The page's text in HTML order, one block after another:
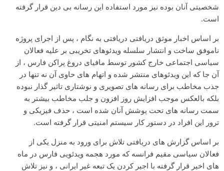
شخصیتی آنان بوده نیز مورد استفاده این رسانه بی دین قرار گرفته
است.
بر اساس اخبار موثق دریافتی دریافتی به نگام ، پس از اجرای پروژه
ناموفق ساخت و انتشار سلسله ویدئوهای تخریبی بر علیه فعالان
سیاسی اجتماعی خارج کشور توسط مافیای دروغ پراکن فارس ، از
آن جا که این ویدئوهای منتشر شده و اتهام های حاوی آن نه تنها در
جذب مخاطب برای رسانه های تصویری و نوشتاری تاثیر گذار نبوده
بلکه بالعکس موجب افزایش روز افزون و جلب مخاطب بیشتر به
سمت رسانه های تحت پوشش آنان شده است ، حذف فیزیکی و
ترور این افراد در دستور کار سیستم امنیتی قرار گرفته است.
بر اساس گزارش های دریافتی تلاش برای ورود به منزل یکی از
فعالان سیاسی مقیم فرانسه که مورد هجمه ویدئویی فارس در ماه
های اخیر قرار گرفته با اجیر کردن یک تبعه غیر ایرانی ، و نیز تلاش